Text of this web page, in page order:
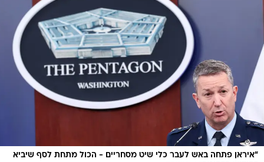
"איראן פתחה באש לעבר כלי שיט מסחריים - הכול מתחת לסף שיביא